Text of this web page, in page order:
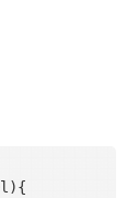
{